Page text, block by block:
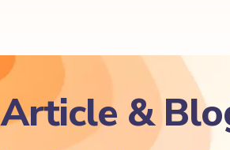
Article &